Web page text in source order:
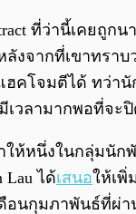
ที่ว่านี้เคยถูกน
ลังจากที่เขาทรา
ฮคโจมตีได้ ทว่า
เวลามากพอที่จะ
ให้หนึ่งในกลุ่มนัก
Lau ได้เสนอให้เพิ่
ดือนกุมภาพันธ์ที่ผ่า